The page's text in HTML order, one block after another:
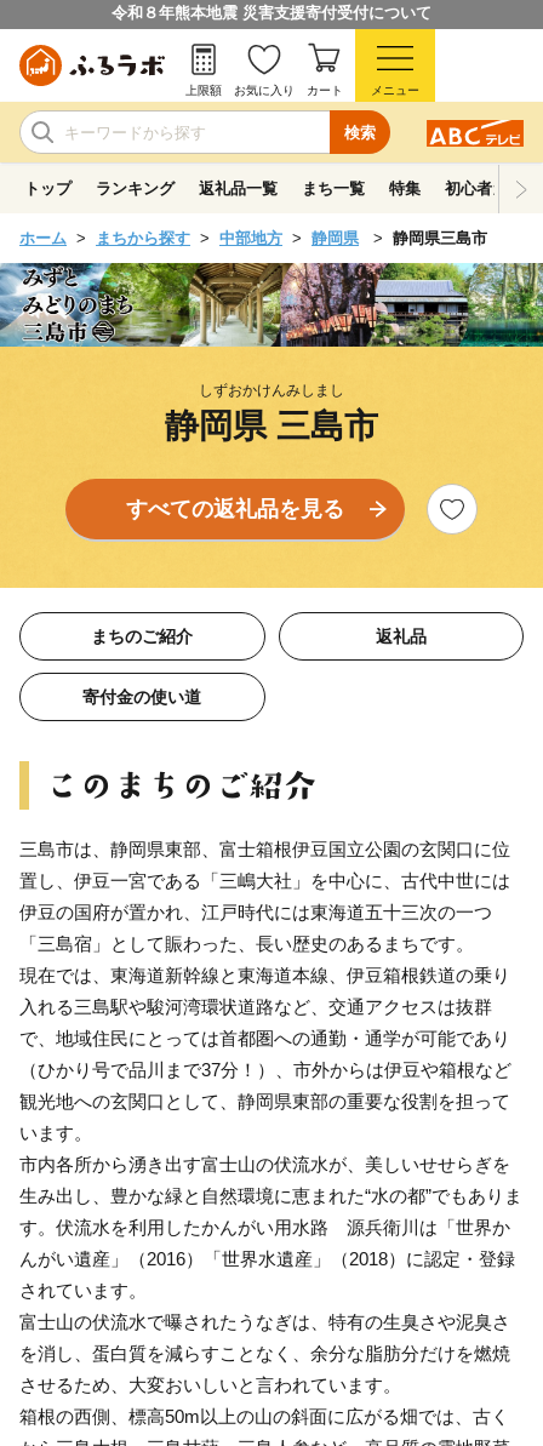
令和８年熊本地震 災害支援寄付受付について
検索
上限額 お気に入り カート メニュー
トップ ランキング 返礼品一覧 まち一覧 特集 初心者ガイド
ホーム まちから探す 中部地方 静岡県 静岡県三島市
しずおかけんみしまし
静岡県 三島市
すべての返礼品を見る
まちのご紹介 返礼品
寄付金の使い道
三島市は、静岡県東部、富士箱根伊豆国立公園の玄関口に位
置し、伊豆一宮である「三嶋大社」を中心に、古代中世には
伊豆の国府が置かれ、江戸時代には東海道五十三次の一つ
「三島宿」として賑わった、長い歴史のあるまちです。
現在では、東海道新幹線と東海道本線、伊豆箱根鉄道の乗り
入れる三島駅や駿河湾環状道路など、交通アクセスは抜群
で、地域住民にとっては首都圏への通勤・通学が可能であり
（ひかり号で品川まで37分！）、市外からは伊豆や箱根など
観光地への玄関口として、静岡県東部の重要な役割を担って
います。
市内各所から湧き出す富士山の伏流水が、美しいせせらぎを
生み出し、豊かな緑と自然環境に恵まれた“水の都”でもありま
す。伏流水を利用したかんがい用水路 源兵衛川は「世界か
んがい遺産」（2016）「世界水遺産」（2018）に認定・登録
されています。
富士山の伏流水で曝されたうなぎは、特有の生臭さや泥臭さ
を消し、蛋白質を減らすことなく、余分な脂肪分だけを燃焼
させるため、大変おいしいと言われています。
箱根の西側、標高50m以上の山の斜面に広がる畑では、古く